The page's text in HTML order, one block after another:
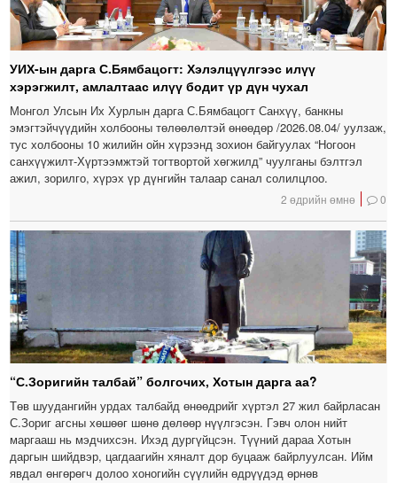
УИХ-ын дарга С.Бямбацогт: Хэлэлцүүлгээс илүү
хэрэгжилт, амлалтаас илүү бодит үр дүн чухал
Монгол Улсын Их Хурлын дарга С.Бямбацогт Санхүү, банкны
эмэгтэйчүүдийн холбооны төлөөлөлтэй өнөөдөр /2026.08.04/ уулзаж,
тус холбооны 10 жилийн ойн хүрээнд зохион байгуулах “Ногоон
санхүүжилт-Хүртээмжтэй тогтвортой хөгжилд” чуулганы бэлтгэл
ажил, зорилго, хүрэх үр дүнгийн талаар санал солилцлоо.
2 өдрийн өмнө 0
“С.Зоригийн талбай” болгочих, Хотын дарга аа?
Төв шуудангийн урдах талбайд өнөөдрийг хүртэл 27 жил байрласан
С.Зориг агсны хөшөөг шөнө дөлөөр нүүлгэсэн. Гэвч олон нийт
маргааш нь мэдчихсэн. Ихэд дургүйцсэн. Түүний дараа Хотын
даргын шийдвэр, цагдаагийн хяналт дор буцааж байрлуулсан. Ийм
явдал өнгөрөгч долоо хоногийн сүүлийн өдрүүдэд өрнөв